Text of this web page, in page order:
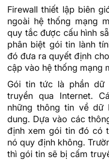
Firewall thiết lập biên
ngoài hệ thống mạng
quy tắc được cấu hình
phân biệt gói tin lành
đó đưa ra quyết định
cập vào hệ thống mạng
Gói tin tức là phần dữ
truyền qua Internet.
những thông tin về dữ
dung. Dựa vào các
định xem gói tin đó có
nó quy định không.
thì gói tin sẽ bị cấm